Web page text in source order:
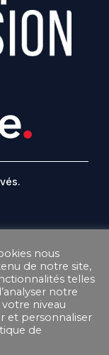
ABONNEMENT
nous
de notre site,
telles
notre
niveau
et personnaliser
de